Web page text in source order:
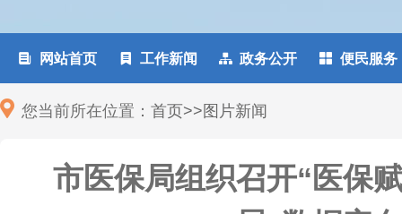
 网站首页  工作新闻  政务公开  便民服务
您当前所在位置： 首页>> 图片新闻
市医保局组织召开“医保